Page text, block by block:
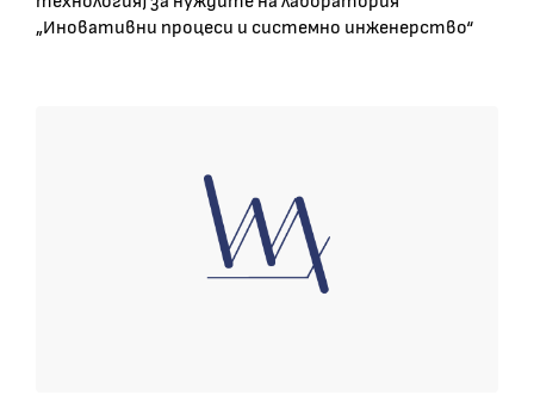
„Иновативни процеси и системно инженерство“